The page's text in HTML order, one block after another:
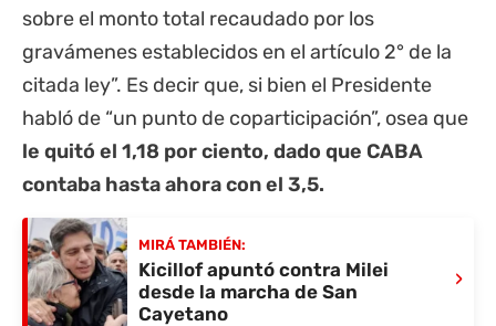
sobre el monto total recaudado por los
gravámenes establecidos en el artículo 2° de la
citada ley”. Es decir que, si bien el Presidente
habló de “un punto de coparticipación”, osea que
le quitó el 1,18 por ciento, dado que CABA
contaba hasta ahora con el 3,5.
MIRÁ TAMBIÉN:
Kicillof apuntó contra Milei
desde la marcha de San
Cayetano
›